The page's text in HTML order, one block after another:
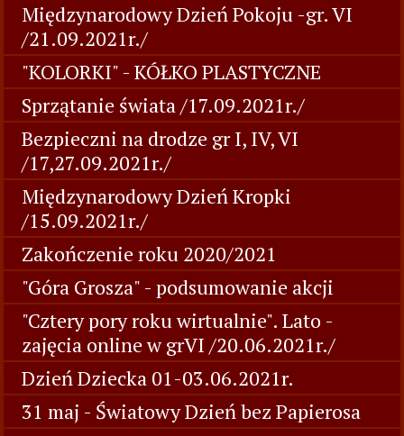
Międzynarodowy Dzień Pokoju -gr. VI
/21.09.2021r./
"KOLORKI" - KÓŁKO PLASTYCZNE
Sprzątanie świata /17.09.2021r./
Bezpieczni na drodze gr I, IV, VI
/17,27.09.2021r./
Międzynarodowy Dzień Kropki
/15.09.2021r./
Zakończenie roku 2020/2021
"Góra Grosza" - podsumowanie akcji
"Cztery pory roku wirtualnie". Lato -
zajęcia online w grVI /20.06.2021r./
Dzień Dziecka 01-03.06.2021r.
31 maj - Światowy Dzień bez Papierosa